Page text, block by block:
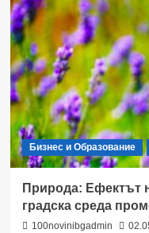
Бизнес и Образование
Природа: Ефектът
градска среда
100novinibgadmin